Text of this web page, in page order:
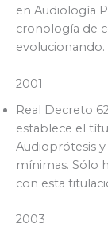
en Audiología
cronología de
evolucionando.
2001
Real Decreto
establece el
Audioprótesis
mínimas. Sólo
con esta
2003